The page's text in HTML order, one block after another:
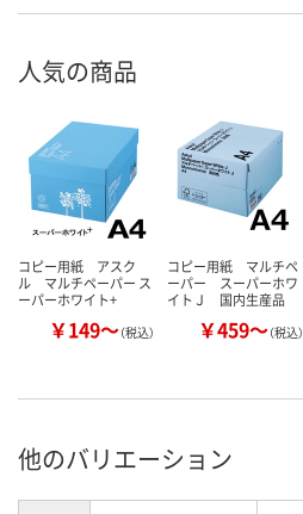
人気の商品
コピー用紙 アスク
ル マルチペーパー ス
ーパーホワイト+
￥149～（税込）
コピー用紙 マルチペ
ーパー スーパーホワ
イトＪ 国内生産品
￥459～（税込）
他のバリエーション